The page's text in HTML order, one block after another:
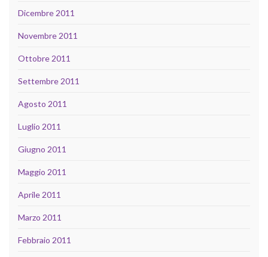
Dicembre 2011
Novembre 2011
Ottobre 2011
Settembre 2011
Agosto 2011
Luglio 2011
Giugno 2011
Maggio 2011
Aprile 2011
Marzo 2011
Febbraio 2011